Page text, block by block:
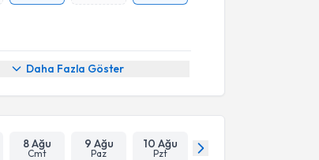
Daha Fazla Göster
8 Ağu
Cmt
9 Ağu
Paz
10 Ağu
Pzt